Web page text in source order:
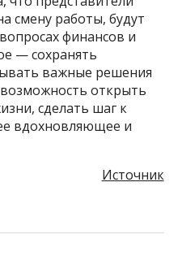
смену работы, будут
финансов и
— сохранять
важные решения
открыть
сделать шаг к
вдохновляющее и
Источник